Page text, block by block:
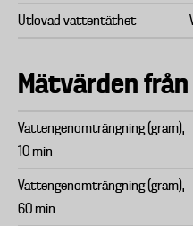
Utlovad vattentäthet
Mätvärden
Vattengenomträngning (gram),
10 min
Vattengenomträngning (gram),
60 min